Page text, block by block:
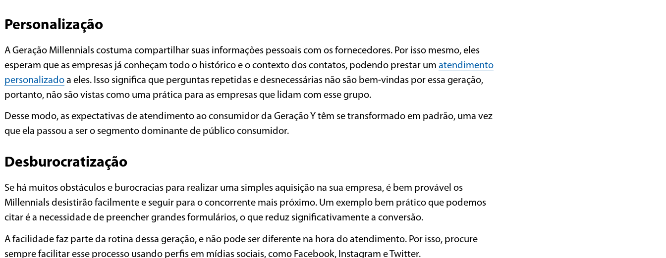
Personalização
A Geração Millennials costuma compartilhar suas informações pessoais com os fornecedores. Por isso mesmo, eles
esperam que as empresas já conheçam todo o histórico e o contexto dos contatos, podendo prestar um atendimento
personalizado a eles. Isso significa que perguntas repetidas e desnecessárias não são bem-vindas por essa geração,
portanto, não são vistas como uma prática para as empresas que lidam com esse grupo.
Desse modo, as expectativas de atendimento ao consumidor da Geração Y têm se transformado em padrão, uma vez
que ela passou a ser o segmento dominante de público consumidor.
Desburocratização
Se há muitos obstáculos e burocracias para realizar uma simples aquisição na sua empresa, é bem provável os
Millennials desistirão facilmente e seguir para o concorrente mais próximo. Um exemplo bem prático que podemos
citar é a necessidade de preencher grandes formulários, o que reduz significativamente a conversão.
A facilidade faz parte da rotina dessa geração, e não pode ser diferente na hora do atendimento. Por isso, procure
sempre facilitar esse processo usando perfis em mídias sociais, como Facebook, Instagram e Twitter.